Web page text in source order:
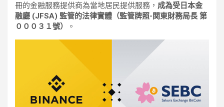
冊的金融服務提供商為當地居民提供服務， 成為受日本金
融廳 (JFSA) 監管的法律實體（監管牌照-関東財務局長 第
０００３１號）
。